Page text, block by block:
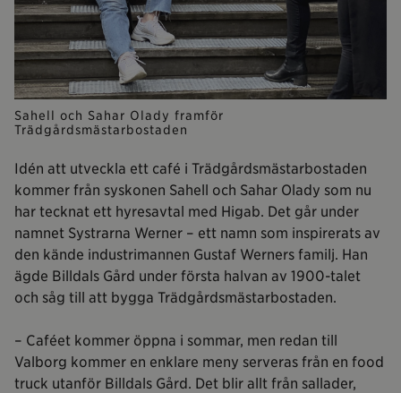
Sahell och Sahar Olady framför
Trädgårdsmästarbostaden
Idén att utveckla ett café i Trädgårdsmästarbostaden
kommer från syskonen Sahell och Sahar Olady som nu
har tecknat ett hyresavtal med Higab. Det går under
namnet Systrarna Werner – ett namn som inspirerats av
den kände industrimannen Gustaf Werners familj. Han
ägde Billdals Gård under första halvan av 1900-talet
och såg till att bygga Trädgårdsmästarbostaden.
– Caféet kommer öppna i sommar, men redan till
Valborg kommer en enklare meny serveras från en food
truck utanför Billdals Gård. Det blir allt från sallader,